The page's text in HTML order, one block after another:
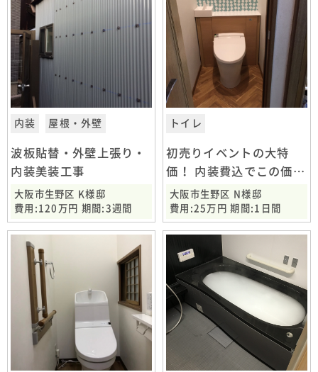
内装 屋根・外壁
波板貼替・外壁上張り・
内装美装工事
大阪市生野区 K様邸
費用:120万円 期間:3週間
トイレ
初売りイベントの大特
価！ 内装費込でこの価格
LIXILリフォレ
大阪市生野区 N様邸
費用:25万円 期間:1日間